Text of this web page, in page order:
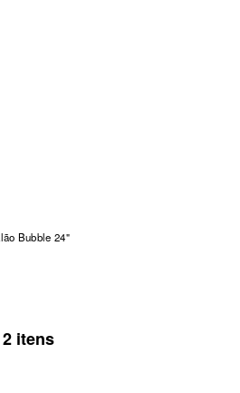
Bubble 24"
2 itens